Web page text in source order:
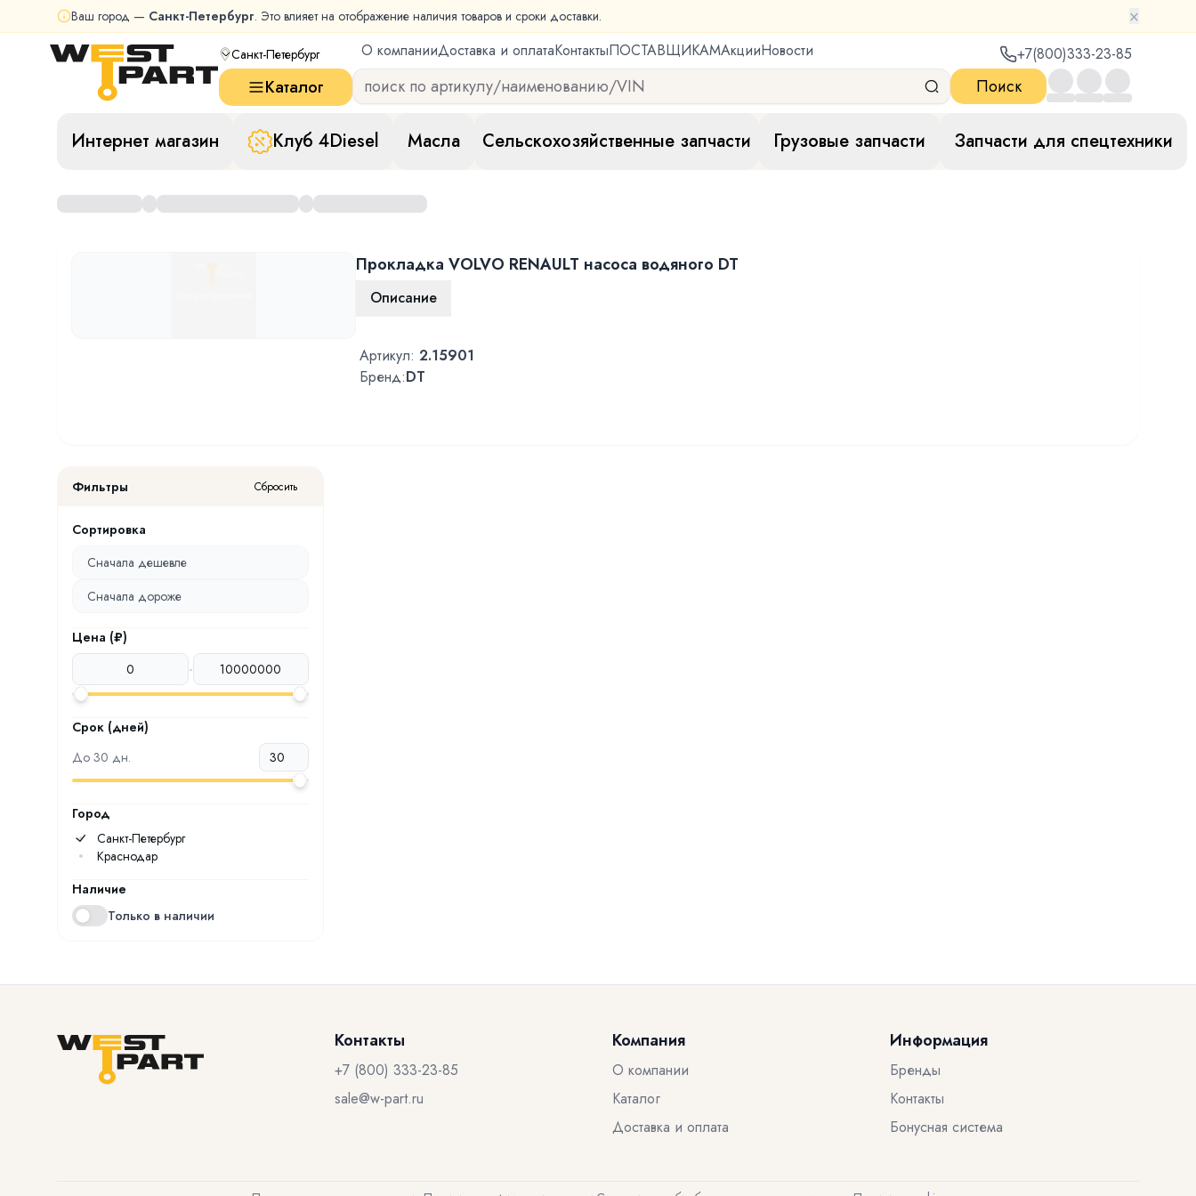
Ваш город — Санкт-Петербург. Это влияет на отображение наличия товаров и сроки доставки. ×
Санкт-Петербург О компанииДоставка и оплатаКонтактыПОСТАВЩИКАМАкцииНовости +7(800)333-23-85
Каталог Поиск
Интернет магазин Клуб 4Diesel Масла Сельскохозяйственные запчасти Грузовые запчасти Запчасти для спецтехники
Прокладка VOLVO RENAULT насоса водяного DT
Описание
Артикул: 2.15901
Бренд:DT
Фильтры Сбросить
Сортировка
Сначала дешевле
Сначала дороже
Цена (₽)
-
Срок (дней)
До 30 дн.
Город
Санкт-Петербург
Краснодар
Наличие
Только в наличии
Контакты
+7 (800) 333-23-85
sale@w-part.ru
Компания
О компании
Каталог
Доставка и оплата
Информация
Бренды
Контакты
Бонусная система